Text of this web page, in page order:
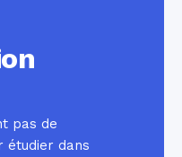
pas de
étudier dans